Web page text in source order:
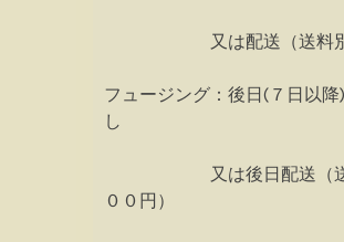
又は配送（送料別
フュージング：後日(７日以
し
又は後日配送（送
００円）